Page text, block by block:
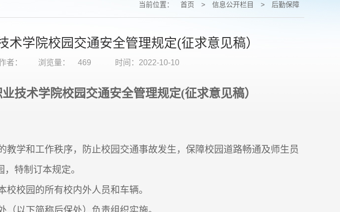
当前位置： 首页 > 信息公开栏目 > 后勤保障
术学院校园交通安全管理规定(征求意见稿）
者： 浏览量： 469 时间：2022-10-10
技术学院校园交通安全管理规定(征求意见稿）
教学和工作秩序，防止校园交通事故发生，保障校园道路畅通及师生员
特制订本规定。
校校园的所有校内外人员和车辆。